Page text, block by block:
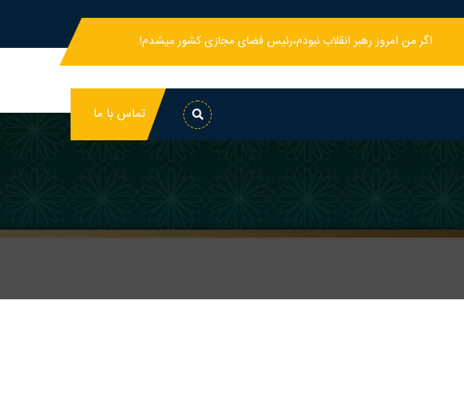
اگر من امروز رهبر انقلاب نبودم،رئیس فضای مجازی کشور میشدم!
تماس با ما